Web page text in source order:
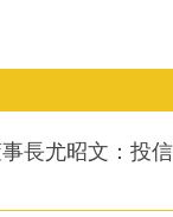
長尤昭文：投信